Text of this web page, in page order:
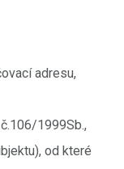
adresu,
1999Sb.,
od které